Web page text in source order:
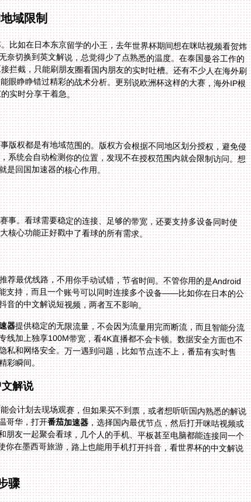
域限制
比如在日本东京留学的小王，去年世界杯期间想在咪咕视频看贺炜
奈切换到英文解说，总觉得少了点熟悉的温度。在泰国曼谷工作的
拦截，只能刷朋友圈看国内朋友的实时吐槽。还有不少人在海外刷
眼睁睁错过精彩的战术分析。更别说欧洲杯这样的大赛，海外IP根
实时分享干着急。
版权都是有地域范围的。版权方会根据不同地区划分授权，避免侵
系统会自动检测你的位置，发现不在授权范围内就会限制访问。想
回国加速器的核心作用。
事。看球需要稳定的连接、足够的带宽，还要支持多设备同时使
核心功能正好戳中了看球的所有需求。
荐最优线路，不用你手动试错，节省时间。不管你用的是Android
它都能支持，而且一个账号可以同时连接多个设备——比如你在日本的公
音的中文解说短视频，两者互不影响。
器提供稳定的无限流量，不会因为流量用完而断流，而且智能分流
技术能优先保障影音和游戏的带宽，专门的回国影音专线加上独享100M带宽，看4K直播都不会卡顿。数据安全方面也不
用担心，它采用专线传输，数据全程加密，保护你的隐私和网络安全。万一遇到问题，比如节点连不上，番茄有实时售
彩瞬间。
解说
会计划去现场观赛，但如果买不到票，或者想听听国内熟悉的解说
哥华，打开番茄加速器，选择国内最优节点，然后打开咪咕视频或
央视频，就能直接观看中文解说的世界杯直播。要是和朋友一起聚会看球，几个人的手机、平板甚至电脑都能连接同一个
账号，大家一起看球聊天，就像在国内一样热闹。即使你在墨西哥旅游，路上也能用手机打开抖音，看世界杯的中文解说
骤